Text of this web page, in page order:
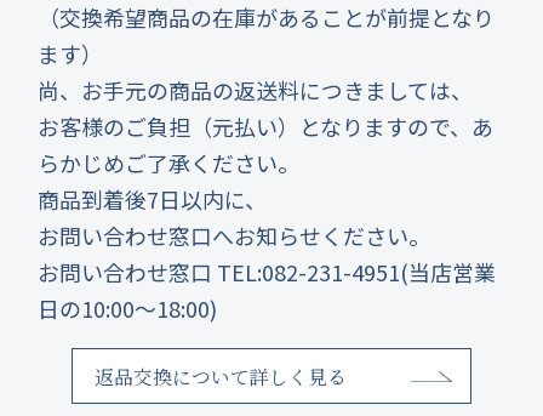
（交換希望商品の在庫があることが前提となり
ます）
尚、お手元の商品の返送料につきましては、
お客様のご負担（元払い）となりますので、あ
らかじめご了承ください。
商品到着後7日以内に、
お問い合わせ窓口へお知らせください。
お問い合わせ窓口 TEL:082-231-4951(当店営業
日の10:00～18:00)
返品交換について詳しく見る